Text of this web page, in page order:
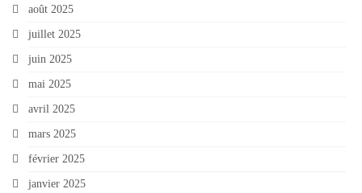
août 2025
juillet 2025
juin 2025
mai 2025
avril 2025
mars 2025
février 2025
janvier 2025